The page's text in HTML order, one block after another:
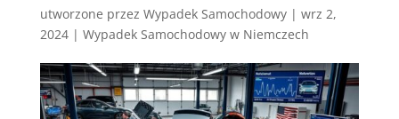
utworzone przez Wypadek Samochodowy| wrz 2,
2024| Wypadek Samochodowy w Niemczech